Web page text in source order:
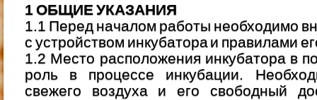
1 ОБЩИЕ УКАЗАНИЯ
1.1 Перед началом работы необходимо
с устройством инкубатора и правилами
1.2 Место расположения инкубатора в
роль в процессе инкубации.
свежего воздуха и его свободный